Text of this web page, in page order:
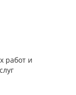
работ и